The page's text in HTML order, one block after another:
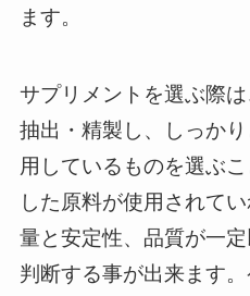
ます。
サプリメントを選ぶ際
抽出・精製し、しっかり
用しているものを選ぶ
した原料が使用されて
量と安定性、品質が一
判断する事が出来ます